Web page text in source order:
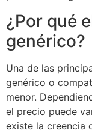
¿Por qué
genérico?
Una de las
genérico o
menor.
el precio puede
existe la creencia